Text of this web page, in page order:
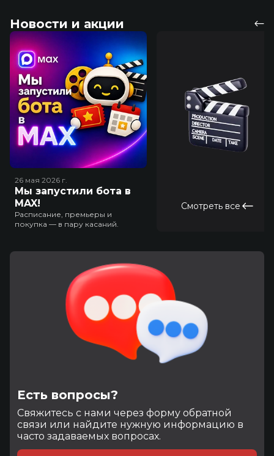
Новости и акции
26 мая 2026 г.
Мы запустили бота в
MAX!
Расписание, премьеры и
покупка — в пару касаний.
Смотреть все
Есть вопросы?
Cвяжитесь с нами через форму обратной
связи или найдите нужную информацию в
часто задаваемых вопросах.